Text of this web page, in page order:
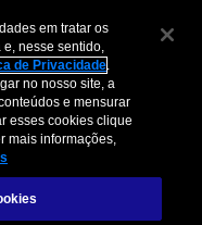
em tratar os
nesse sentido,
de Privacidade.
no nosso site, a
e mensurar
esses cookies clique
mais informações,